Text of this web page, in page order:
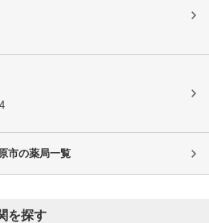
市の薬局一覧
を探す